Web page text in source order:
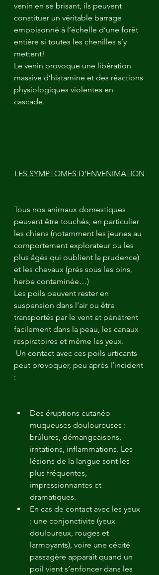
venin en se brisant, ils peuvent
constituer un véritable barrage
empoisonné à l’échelle d’une forêt
entière si toutes les chenilles s’y
mettent!
Le venin provoque une libération
massive d’histamine et des réactions
physiologiques violentes en
cascade.
LES SYMPTOMES D’ENVENIMATION
Tous nos animaux domestiques
peuvent être touchés, en particulier
les chiens (notamment les jeunes au
comportement explorateur ou les
plus âgés qui oublient la prudence)
et les chevaux (prés sous les pins,
herbe contaminée…)
Les poils peuvent rester en
suspension dans l’air ou être
transportés par le vent et pénétrent
facilement dans la peau, les canaux
respiratoires et même les yeux.
peut provoquer, peu après l’incident
:
Des éruptions cutanéo-
muqueuses douloureuses :
brûlures, démangeaisons,
irritations, inflammations. Les
lésions de la langue sont les
plus fréquentes,
impressionnantes et
dramatiques.
En cas de contact avec les yeux
: une conjonctivite (yeux
douloureux, rouges et
larmoyants), voire une cécité
passagère apparaît quand un
poil vient s’enfoncer dans les